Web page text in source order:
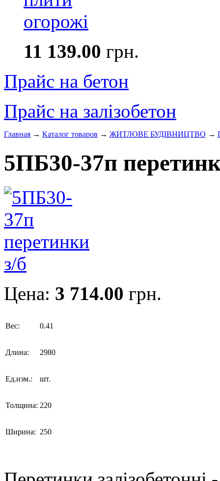
11 139.00 грн.
Прайс на бетон
Прайс на залізобетон
Главная → Каталог товаров → ЖИТЛОВЕ БУДIВНИЦТВО →
5ПБ30-37п
Цена: 3 714.00 грн.
Вес: 0.41
Длина: 2980
Ед.изм.: шт.
Толщина: 220
Ширина: 250